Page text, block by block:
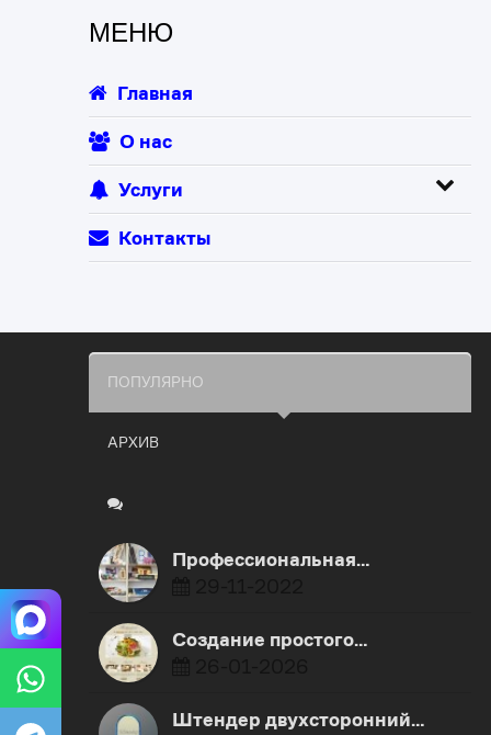
МЕНЮ
Главная
О нас
Услуги
Контакты
ПОПУЛЯРНО
АРХИВ
Профессиональная…
Создание простого…
Штендер двухсторонний…